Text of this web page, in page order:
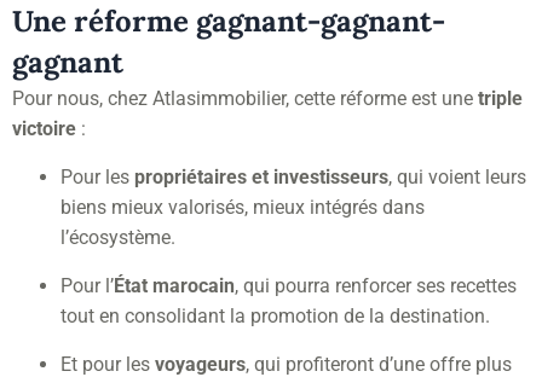
Une réforme gagnant-gagnant-
gagnant
Pour nous, chez Atlasimmobilier, cette réforme est une triple
victoire :
Pour les propriétaires et investisseurs, qui voient leurs
biens mieux valorisés, mieux intégrés dans
l’écosystème.
Pour l’État marocain, qui pourra renforcer ses recettes
tout en consolidant la promotion de la destination.
Et pour les voyageurs, qui profiteront d’une offre plus